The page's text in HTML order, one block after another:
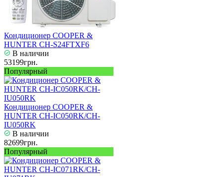
Кондиционер COOPER &
HUNTER CH-S24FTXF6
В наличии
53199грн.
Популярный
Кондиционер COOPER &
HUNTER CH-IC050RK/CH-
IU050RK
В наличии
82699грн.
Популярный